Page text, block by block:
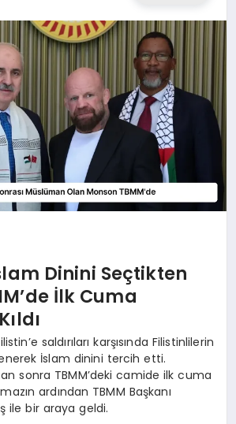
Dinini Seçtikten
İlk Cuma
saldırıları karşısında Filistinlilerin
İslam dinini tercih etti.
sonra TBMM’deki camide ilk cuma
ardından TBMM Başkanı
ile bir araya geldi.